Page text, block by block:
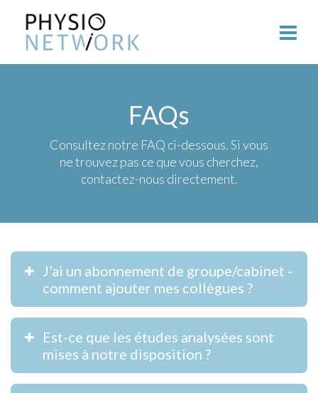
FAQs
Consultez notre FAQ ci-dessous. Si vous
ne trouvez pas ce que vous cherchez,
contactez-nous directement.
J’ai un abonnement de groupe/cabinet -
comment ajouter mes collègues ?
Est-ce que les études analysées sont
mises à notre disposition ?